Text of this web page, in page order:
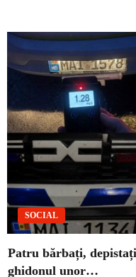
SOCIAL
Patru bărbați,
ghidonul unor…